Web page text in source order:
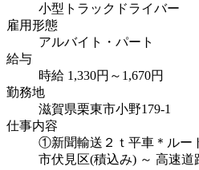
小型トラックドライバー
雇用形態
アルバイト・パート
給与
時給 1,330円～1,670円
勤務地
滋賀県栗東市小野179-1
仕事内容
①新聞輸送２ｔ平車＊ルー
市伏見区(積込み) ～ 高速道